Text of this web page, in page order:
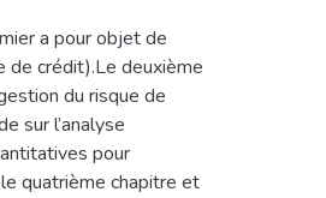
a pour objet de
de crédit).Le deuxième
du risque de
sur l’analyse
pour
quatrième chapitre et